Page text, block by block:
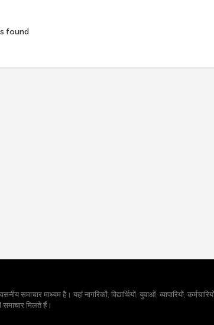
found
समाचार माध्यम है। यहां नागरिकों, विद्यार्थियों, युवाओं, व्यापारियों,
समाचार मिलते हैं।